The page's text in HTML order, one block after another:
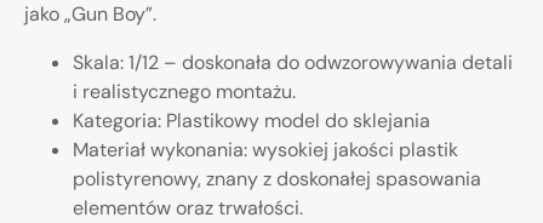
jako „Gun Boy”.
Skala: 1/12 – doskonała do odwzorowywania detali
i realistycznego montażu.
Kategoria: Plastikowy model do sklejania
Materiał wykonania: wysokiej jakości plastik
polistyrenowy, znany z doskonałej spasowania
elementów oraz trwałości.